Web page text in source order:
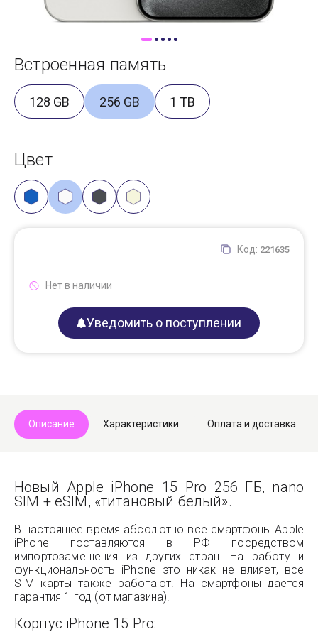
Встроенная память
128 GB 256 GB 1 TB
Цвет
Код: 221635
Нет в наличии
Уведомить о поступлении
Описание Характеристики Оплата и доставка
Новый Apple iPhone 15 Pro 256 ГБ, nano
SIM + eSIM, «титановый белый».
В настоящее время абсолютно все смартфоны Apple
iPhone поставляются в РФ посредством
импортозамещения из других стран. На работу и
функциональность iPhone это никак не влияет, все
SIM карты также работают. На смартфоны дается
гарантия 1 год (от магазина).
Корпус iPhone 15 Pro: